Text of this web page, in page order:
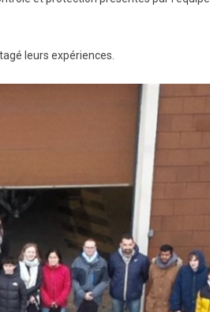
leurs expériences.